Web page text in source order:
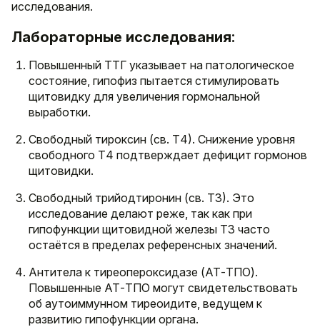
исследования.
Лабораторные исследования:
Повышенный ТТГ указывает на патологическое
состояние, гипофиз пытается стимулировать
щитовидку для увеличения гормональной
выработки.
Свободный тироксин (св. Т4). Снижение уровня
свободного Т4 подтверждает дефицит гормонов
щитовидки.
Свободный трийодтиронин (св. Т3). Это
исследование делают реже, так как при
гипофункции щитовидной железы Т3 часто
остаётся в пределах референсных значений.
Антитела к тиреопероксидазе (АТ-ТПО).
Повышенные АТ-ТПО могут свидетельствовать
об аутоиммунном тиреоидите, ведущем к
развитию гипофункции органа.